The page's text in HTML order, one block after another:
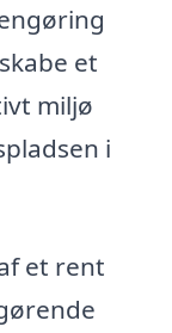
et
miljø
i
et rent